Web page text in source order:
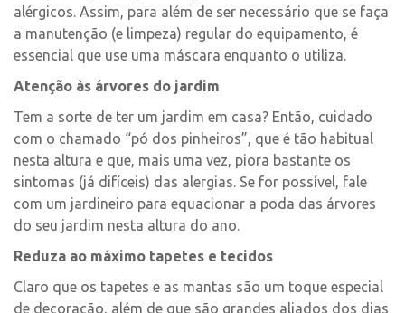
alérgicos. Assim, para além de ser necessário que se faça
a manutenção (e limpeza) regular do equipamento, é
essencial que use uma máscara enquanto o utiliza.
Atenção às árvores do jardim
Tem a sorte de ter um jardim em casa? Então, cuidado
com o chamado “pó dos pinheiros”, que é tão habitual
nesta altura e que, mais uma vez, piora bastante os
sintomas (já difíceis) das alergias. Se for possível, fale
com um jardineiro para equacionar a poda das árvores
do seu jardim nesta altura do ano.
Reduza ao máximo tapetes e tecidos
Claro que os tapetes e as mantas são um toque especial
de decoração, além de que são grandes aliados dos dias